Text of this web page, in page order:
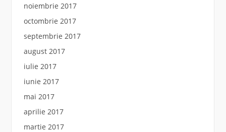
noiembrie 2017
octombrie 2017
septembrie 2017
august 2017
iulie 2017
iunie 2017
mai 2017
aprilie 2017
martie 2017